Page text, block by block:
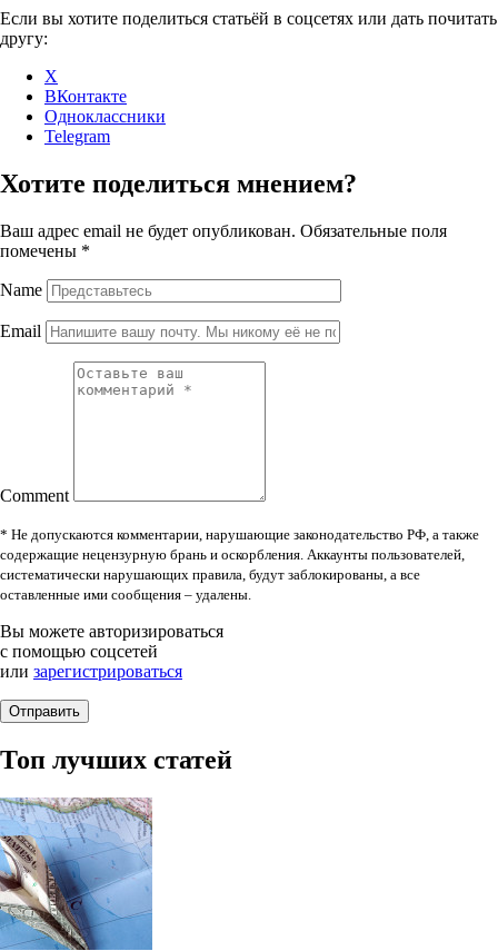
Если вы хотите поделиться статьёй в соцсетях или дать почитать
другу:
X
ВКонтакте
Одноклассники
Telegram
Хотите поделиться мнением?
Ваш адрес email не будет опубликован. Обязательные поля
помечены *
Name
Email
Comment
* Не допускаются комментарии, нарушающие законодательство РФ, а также
содержащие нецензурную брань и оскорбления. Аккаунты пользователей,
систематически нарушающих правила, будут заблокированы, а все
оставленные ими сообщения – удалены.
Вы можете авторизироваться
с помощью соцсетей
или зарегистрироваться
Топ лучших статей